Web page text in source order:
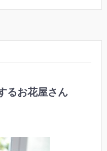
るお花屋さん